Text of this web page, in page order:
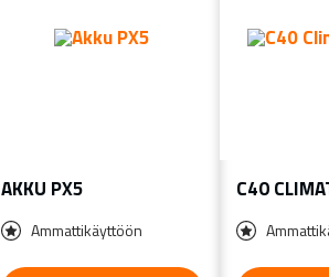
AKKU PX5
Ammattikäyttöön
C40